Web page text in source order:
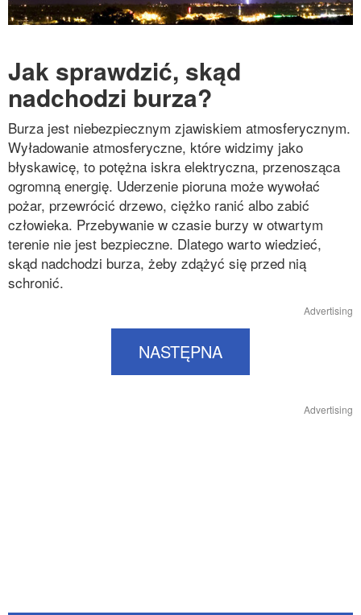
Jak sprawdzić, skąd
nadchodzi burza?
Burza jest niebezpiecznym zjawiskiem atmosferycznym.
Wyładowanie atmosferyczne, które widzimy jako
błyskawicę, to potężna iskra elektryczna, przenosząca
ogromną energię. Uderzenie pioruna może wywołać
pożar, przewrócić drzewo, ciężko ranić albo zabić
człowieka. Przebywanie w czasie burzy w otwartym
terenie nie jest bezpieczne. Dlatego warto wiedzieć,
skąd nadchodzi burza, żeby zdążyć się przed nią
schronić.
Advertising
NASTĘPNA
Advertising